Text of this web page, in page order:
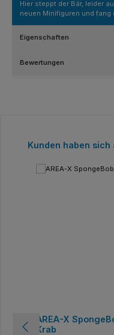
Hier steppt der Bär, leider
neuen Minifiguren und
Eigenschaften
Bewertungen
Produktgalerie
Kunden haben
AREA-X
Krab